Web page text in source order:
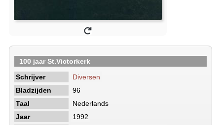
100 jaar St.Victorkerk
Schrijver
Diversen
Bladzijden
96
Taal
Nederlands
Jaar
1992